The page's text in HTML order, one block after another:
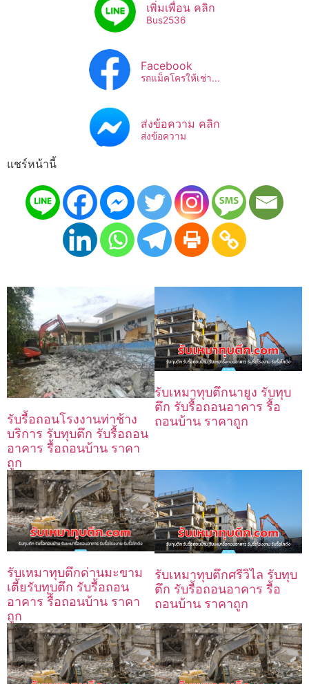
เพิ่มเพื่อน คลิก
Bus2536​
Facebook
รถแม็คโครให้เช่า...
ส่งข้อความ คลิก
ส่งข้อความ
แชร์หน้านี้
รับรื้อถอนโรงงานท่าช้าง
บริการ รับทุบตึก รับรื้อถอน
อาคาร รื้อถอนบ้าน ราคา
ถูก
รับเหมาทุบตึกนายูง รับทุบ
ตึก รับรื้อถอนอาคาร รื้อ
ถอนบ้าน ราคาถูก
รับเหมาทุบตึกด่านมะขาม
เตี้ยรับทุบตึก รับรื้อถอน
อาคาร รื้อถอนบ้าน ราคา
ถูก
รับเหมาทุบตึกศรีวิไล รับทุบ
ตึก รับรื้อถอนอาคาร รื้อ
ถอนบ้าน ราคาถูก